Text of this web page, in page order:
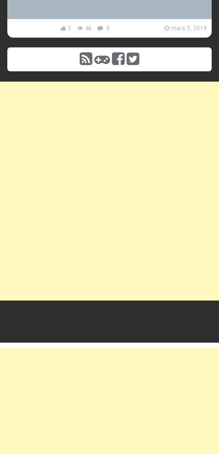
0 4k 0 mars 5, 2019